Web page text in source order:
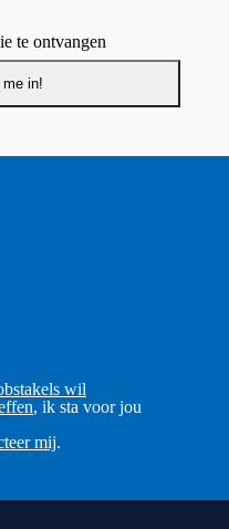
te ontvangen
wil
, ik sta voor jou
mij.